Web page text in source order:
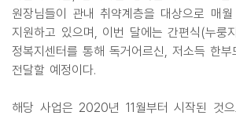
원장님들이 관내 취약계층을 대상으로 매
지원하고 있으며, 이번 달에는 간편식(누룽
정복지센터를 통해 독거어르신, 저소득 한
전달할 예정이다.
해당 사업은 2020년 11월부터 시작된 것